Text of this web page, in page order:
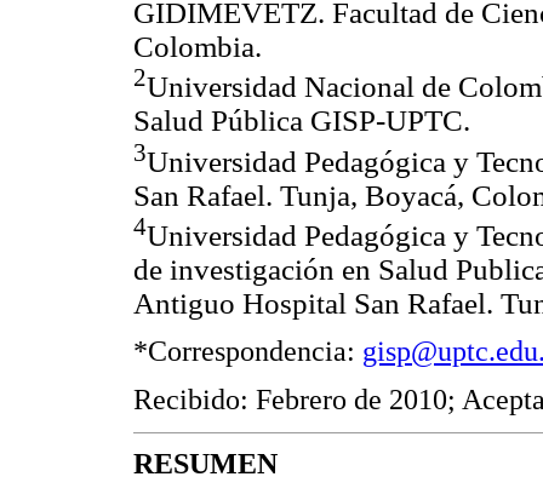
GIDIMEVETZ. Facultad de
Colombia.
2Universidad Nacional de
Salud Pública GISP-UPTC.
3Universidad Pedagógica y
San Rafael. Tunja, Boyacá,
4Universidad Pedagógica y
de investigación en Salud
Antiguo Hospital San Rafael.
*Correspondencia:
Recibido: Febrero de 2010;
RESUMEN